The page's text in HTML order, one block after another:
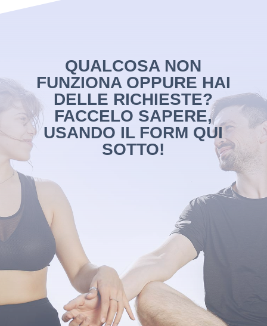
QUALCOSA NON
FUNZIONA OPPURE HAI
DELLE RICHIESTE?
FACCELO SAPERE,
USANDO IL FORM QUI
SOTTO!